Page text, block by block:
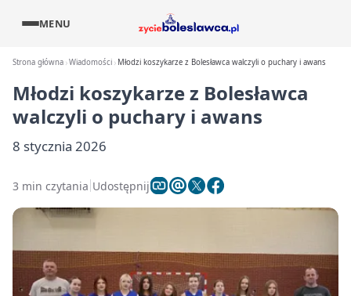
MENU
Strona główna Wiadomości Młodzi koszykarze z Bolesławca walczyli o puchary i awans
Młodzi koszykarze z Bolesławca
walczyli o puchary i awans
8 stycznia 2026
3 min czytania Udostępnij